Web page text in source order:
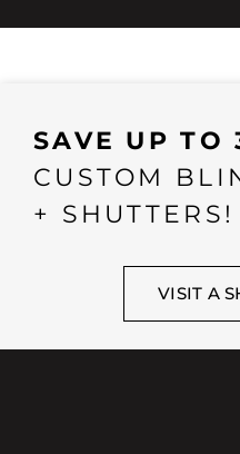
SAVE UP TO
CUSTOM
+ SHUTTERS!
VISIT A